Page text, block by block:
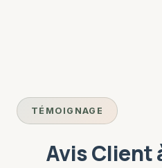
TÉMOIGNAGE
Avis Client